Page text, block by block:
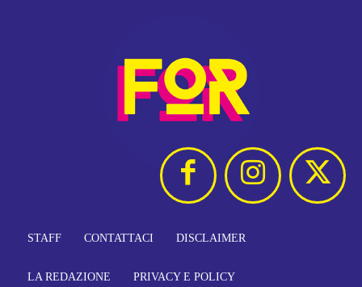
STAFF CONTATTACI DISCLAIMER
LA REDAZIONE PRIVACY E POLICY